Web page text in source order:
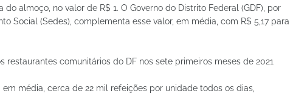
do almoço, no valor de R$ 1. O Governo do Distrito Federal (GDF), por
Social (Sedes), complementa esse valor, em média, com R$ 5,17 para
restaurantes comunitários do DF nos sete primeiros meses de 2021
média, cerca de 22 mil refeições por unidade todos os dias,